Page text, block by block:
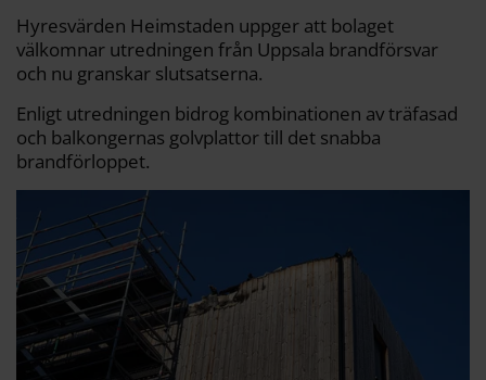
Hyresvärden Heimstaden uppger att bolaget
välkomnar utredningen från Uppsala brandförsvar
och nu granskar slutsatserna.
Enligt utredningen bidrog kombinationen av träfasad
och balkongernas golvplattor till det snabba
brandförloppet.